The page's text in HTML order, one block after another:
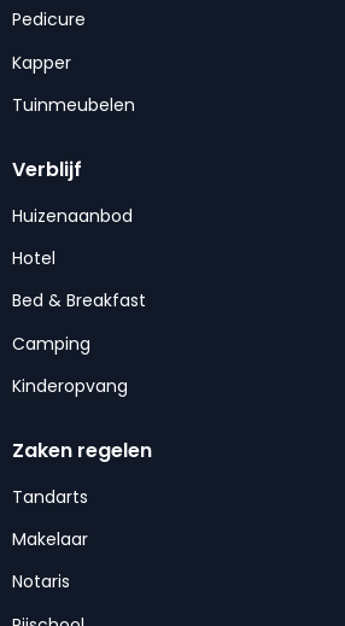
Pedicure
Kapper
Tuinmeubelen
Verblijf
Huizenaanbod
Hotel
Bed & Breakfast
Camping
Kinderopvang
Zaken regelen
Tandarts
Makelaar
Notaris